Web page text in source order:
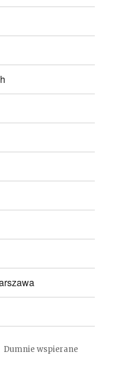
Dumnie wspierane